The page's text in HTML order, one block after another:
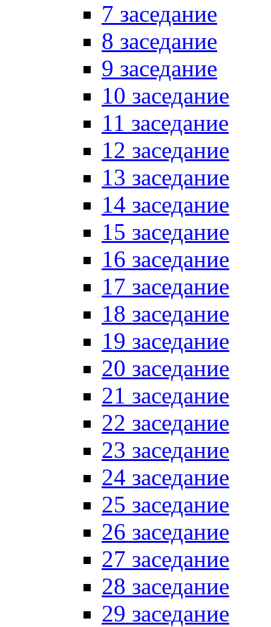
7 заседание
8 заседание
9 заседание
10 заседание
11 заседание
12 заседание
13 заседание
14 заседание
15 заседание
16 заседание
17 заседание
18 заседание
19 заседание
20 заседание
21 заседание
22 заседание
23 заседание
24 заседание
25 заседание
26 заседание
27 заседание
28 заседание
29 заседание